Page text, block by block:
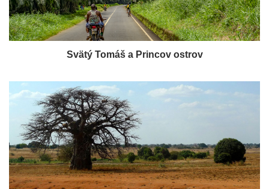
Svätý Tomáš a Princov ostrov